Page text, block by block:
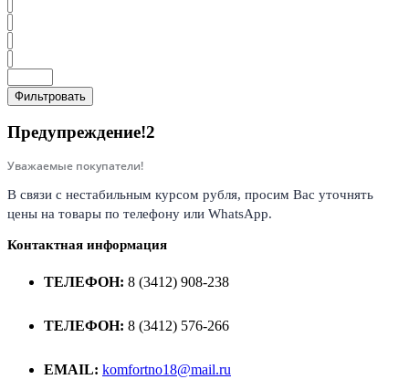
Фильтровать
Предупреждение!2
Уважаемые покупатели!
В связи с нестабильным курсом рубля, просим Вас уточнять
цены на товары по телефону или WhatsApp.
Контактная информация
ТЕЛЕФОН: 8 (3412) 908-238
ТЕЛЕФОН: 8 (3412) 576-266
EMAIL: komfortno18@mail.ru